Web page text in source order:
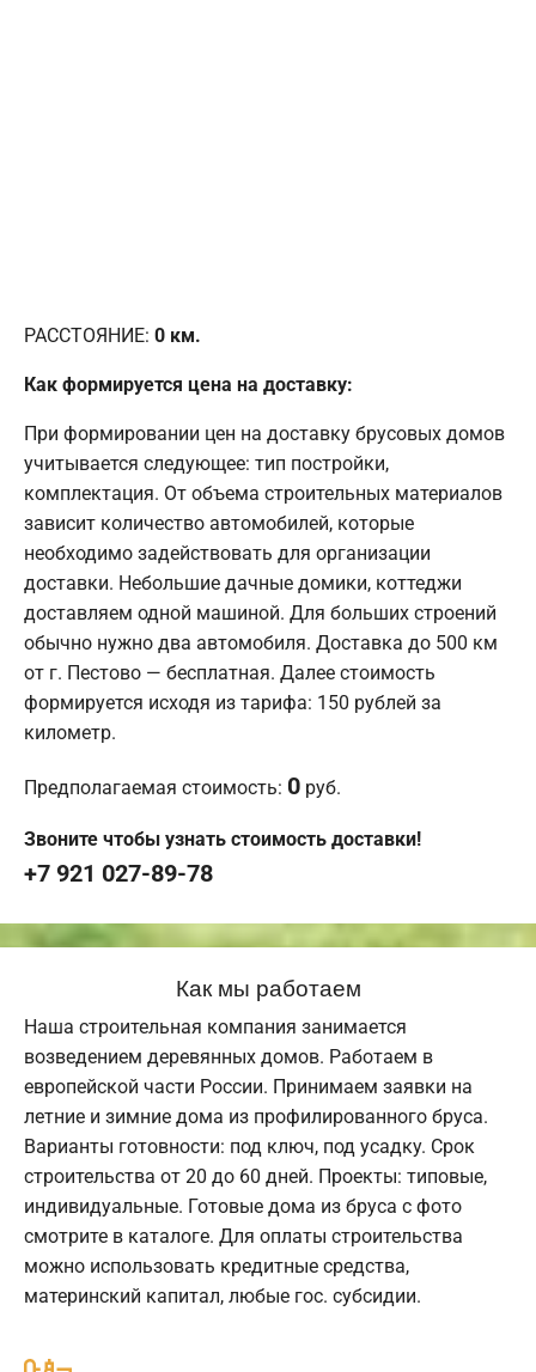
РАССТОЯНИЕ: 0 км.
Как формируется цена на доставку:
При формировании цен на доставку брусовых домов
учитывается следующее: тип постройки,
комплектация. От объема строительных материалов
зависит количество автомобилей, которые
необходимо задействовать для организации
доставки. Небольшие дачные домики, коттеджи
доставляем одной машиной. Для больших строений
обычно нужно два автомобиля. Доставка до 500 км
от г. Пестово — бесплатная. Далее стоимость
формируется исходя из тарифа: 150 рублей за
километр.
Предполагаемая стоимость: 0 руб.
Звоните чтобы узнать стоимость доставки!
+7 921 027-89-78
Как мы работаем
Наша строительная компания занимается
возведением деревянных домов. Работаем в
европейской части России. Принимаем заявки на
летние и зимние дома из профилированного бруса.
Варианты готовности: под ключ, под усадку. Срок
строительства от 20 до 60 дней. Проекты: типовые,
индивидуальные. Готовые дома из бруса с фото
смотрите в каталоге. Для оплаты строительства
можно использовать кредитные средства,
материнский капитал, любые гос. субсидии.